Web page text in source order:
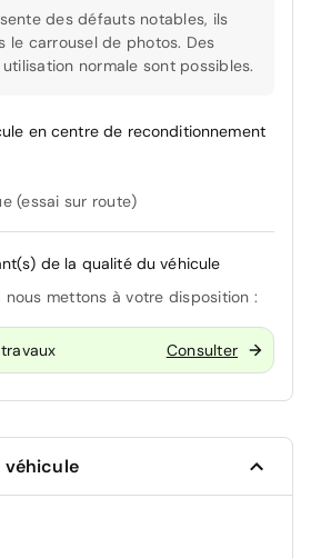
des défauts notables, ils
le carrousel de photos. Des
normale sont possibles.
en centre de reconditionnement
(essai sur route)
de la qualité du véhicule
nous mettons à votre disposition :
Consulter
véhicule